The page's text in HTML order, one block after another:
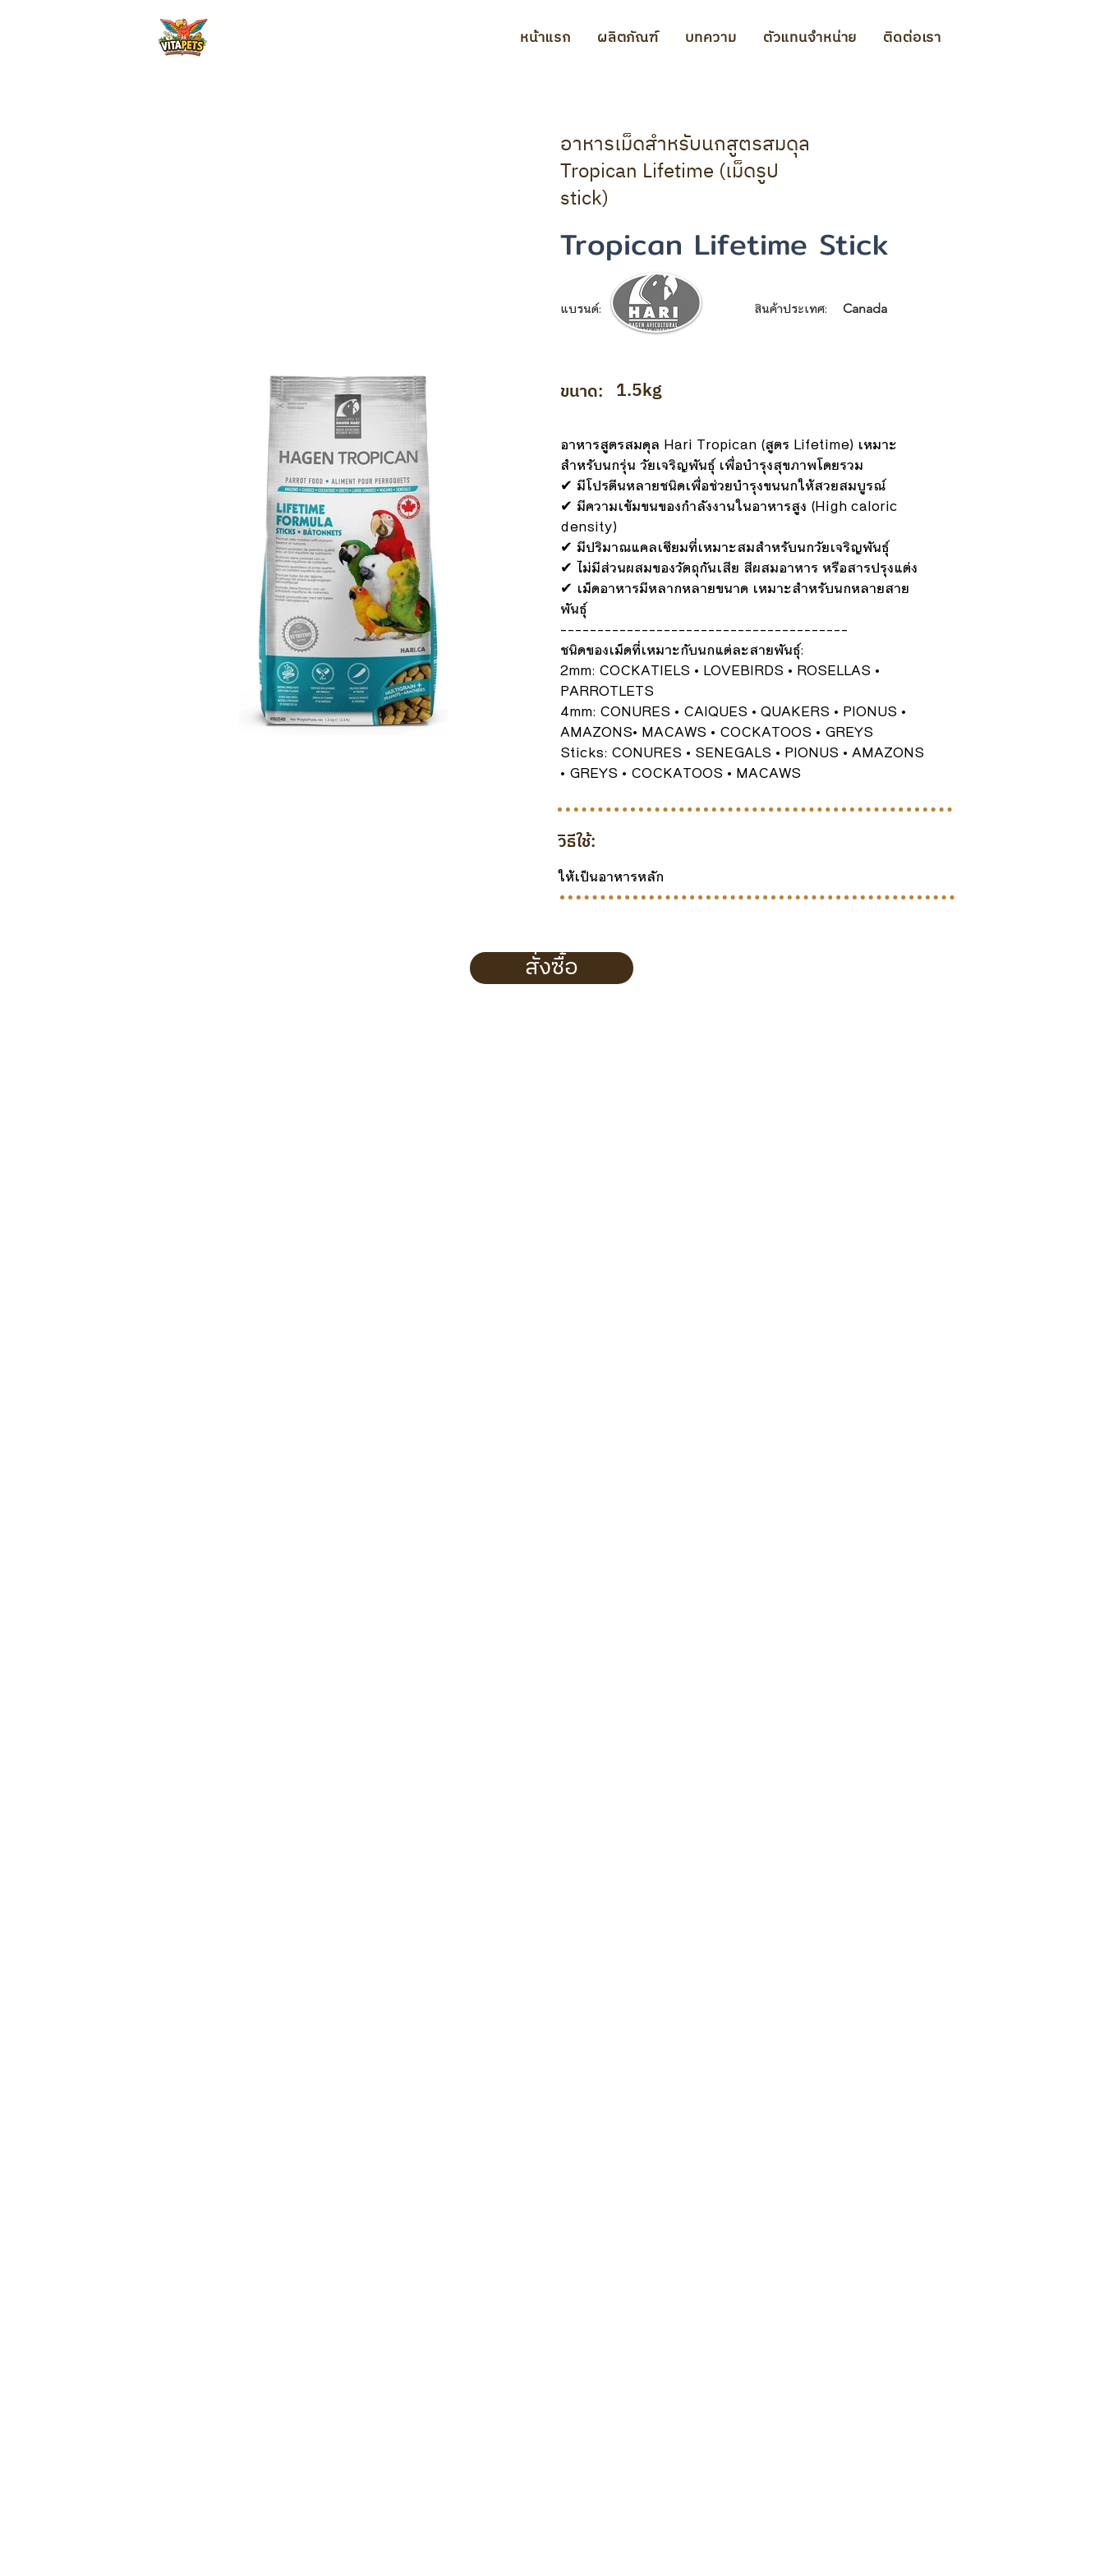
หน้าแรก ผลิตภัณฑ์ บทความ ตัวแทนจำหน่าย ติดต่อเรา
อาหารเม็ดสำหรับนกสูตรสมดุล
Tropican Lifetime (เม็ดรูป
stick)
Tropican Lifetime Stick
แบรนด์: สินค้าประเทศ: Canada
ขนาด: 1.5kg
อาหารสูตรสมดุล Hari Tropican (สูตร Lifetime) เหมาะ
สำหรับนกรุ่น วัยเจริญพันธุ์ เพื่อบำรุงสุขภาพโดยรวม
✔ มีโปรตีนหลายชนิดเพื่อช่วยบำรุงขนนกให้สวยสมบูรณ์
✔ มีความเข้มขนของกำลังงานในอาหารสูง (High caloric
density)
✔ มีปริมาณแคลเซียมที่เหมาะสมสำหรับนกวัยเจริญพันธุ์
✔ ไม่มีส่วนผสมของวัตถุกันเสีย สีผสมอาหาร หรือสารปรุงแต่ง
✔ เม็ดอาหารมีหลากหลายขนาด เหมาะสำหรับนกหลายสาย
พันธุ์
---------------------------------------
ชนิดของเม็ดที่เหมาะกับนกแต่ละสายพันธุ์:
2mm: COCKATIELS • LOVEBIRDS • ROSELLAS •
PARROTLETS
4mm: CONURES • CAIQUES • QUAKERS • PIONUS •
AMAZONS• MACAWS • COCKATOOS • GREYS
Sticks: CONURES • SENEGALS • PIONUS • AMAZONS
• GREYS • COCKATOOS • MACAWS
วิธีใช้:
ให้เป็นอาหารหลัก
สั่งซื้อ